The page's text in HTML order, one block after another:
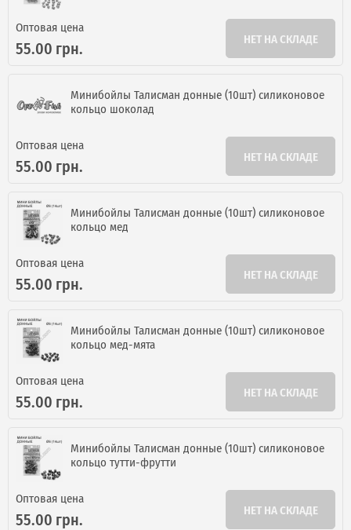
Оптовая цена
55.00 грн. НЕТ НА СКЛАДЕ
Минибойлы Талисман донные (10шт) силиконовое
кольцо шоколад
Оптовая цена
55.00 грн. НЕТ НА СКЛАДЕ
Минибойлы Талисман донные (10шт) силиконовое
кольцо мед
Оптовая цена
55.00 грн. НЕТ НА СКЛАДЕ
Минибойлы Талисман донные (10шт) силиконовое
кольцо мед-мята
Оптовая цена
55.00 грн. НЕТ НА СКЛАДЕ
Минибойлы Талисман донные (10шт) силиконовое
кольцо тутти-фрутти
Оптовая цена
55.00 грн. НЕТ НА СКЛАДЕ
ИНТЕРНЕТ-МАГАЗИН ОПТОВОЙПРОДАЖ.
Розничные заказы не рассматриваются!